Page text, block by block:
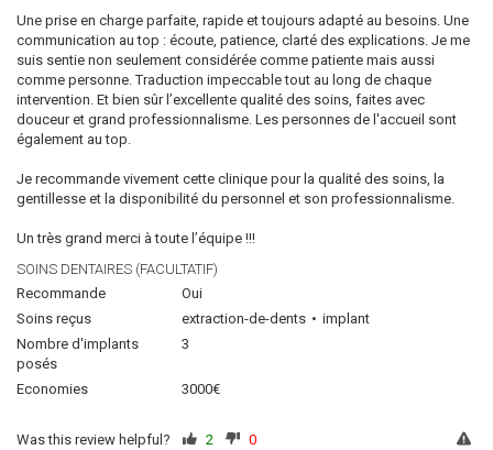
Une prise en charge parfaite, rapide et toujours adapté au besoins. Une
communication au top : écoute, patience, clarté des explications. Je me
suis sentie non seulement considérée comme patiente mais aussi
comme personne. Traduction impeccable tout au long de chaque
intervention. Et bien sûr l’excellente qualité des soins, faites avec
douceur et grand professionnalisme. Les personnes de l'accueil sont
également au top.
Je recommande vivement cette clinique pour la qualité des soins, la
gentillesse et la disponibilité du personnel et son professionnalisme.
Un très grand merci à toute l’équipe !!!
SOINS DENTAIRES (FACULTATIF)
Recommande
Oui
Soins reçus
extraction-de-dents
implant
Nombre d'implants
posés
3
Economies 3000€
Was this review helpful? 2 0